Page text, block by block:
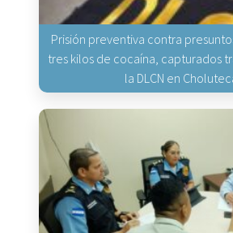
Prisión preventiva contra
tres kilos de cocaína, capturados
la DLCN en